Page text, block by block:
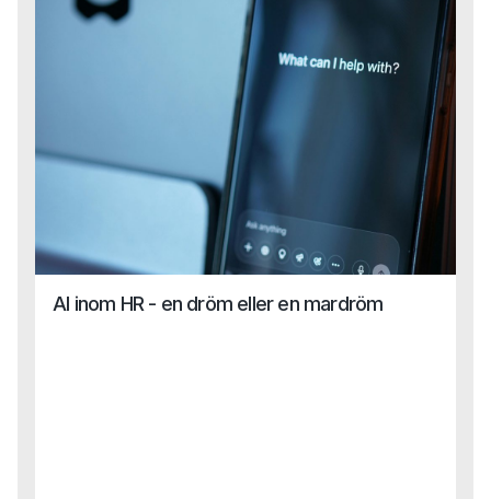
dig som var med, tack för era reflektioner!För dig som inte
kunde delta, här kommer en glimt av vad som
AI inom HR - en dröm eller en mardröm